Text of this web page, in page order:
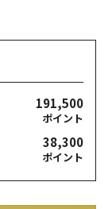
191,500
ポイント
38,300
ポイント